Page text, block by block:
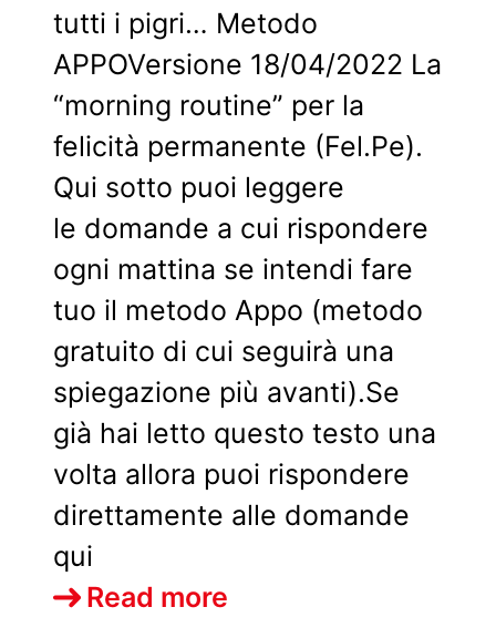
tutti i pigri… Metodo
APPOVersione 18/04/2022 La
“morning routine” per la
felicità permanente (Fel.Pe).
Qui sotto puoi leggere
le domande a cui rispondere
ogni mattina se intendi fare
tuo il metodo Appo (metodo
gratuito di cui seguirà una
spiegazione più avanti).Se
già hai letto questo testo una
volta allora puoi rispondere
direttamente alle domande
qui
Read more